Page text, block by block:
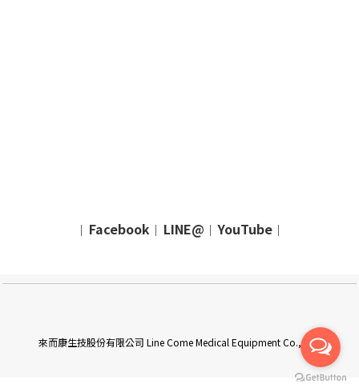
｜ Facebook ｜ LINE@ ｜ YouTube ｜
來而康生技股份有限公司 Line Come Medical Equipment Co., Ltd.